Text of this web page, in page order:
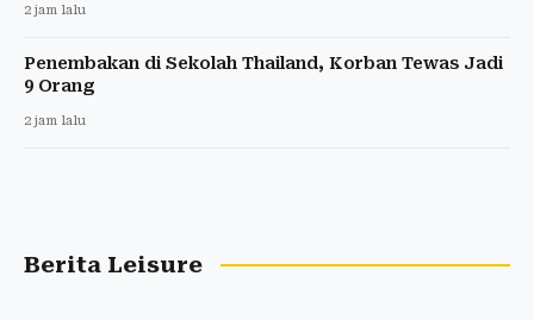
2 jam lalu
Penembakan di Sekolah Thailand, Korban Tewas Jadi
9 Orang
2 jam lalu
Berita Leisure